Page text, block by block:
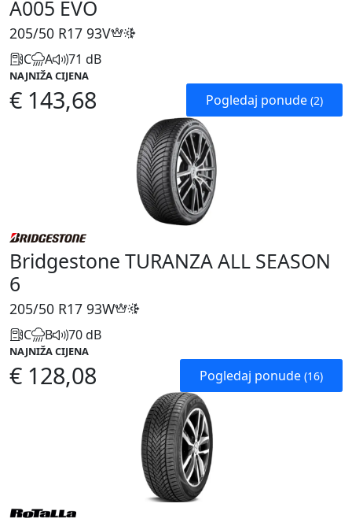
A005 EVO
205/50 R17 93V
C A 71 dB
NAJNIŽA CIJENA
€ 143,68 Pogledaj ponude (2)
Bridgestone TURANZA ALL SEASON
6
205/50 R17 93W
C B 70 dB
NAJNIŽA CIJENA
€ 128,08 Pogledaj ponude (16)